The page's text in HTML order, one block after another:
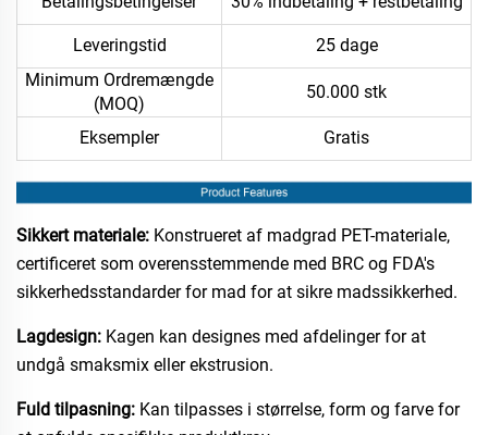
Leveringstid
25 dage
Minimum Ordremængde
(MOQ)
50.000 stk
Eksempler Gratis
Sikkert materiale: Konstrueret af madgrad PET-materiale,
certificeret som overensstemmende med BRC og FDA's
sikkerhedsstandarder for mad for at sikre madssikkerhed.
Lagdesign: Kagen kan designes med afdelinger for at
undgå smaksmix eller ekstrusion.
Fuld tilpasning: Kan tilpasses i størrelse, form og farve for